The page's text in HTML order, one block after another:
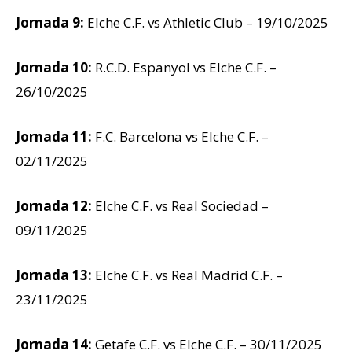
Jornada 9: Elche C.F. vs Athletic Club – 19/10/2025
Jornada 10: R.C.D. Espanyol vs Elche C.F. –
26/10/2025
Jornada 11: F.C. Barcelona vs Elche C.F. –
02/11/2025
Jornada 12: Elche C.F. vs Real Sociedad –
09/11/2025
Jornada 13: Elche C.F. vs Real Madrid C.F. –
23/11/2025
Jornada 14: Getafe C.F. vs Elche C.F. – 30/11/2025